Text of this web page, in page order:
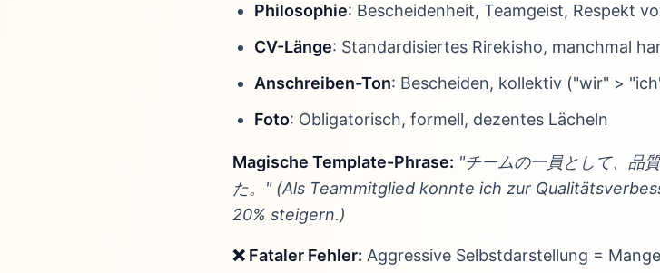
Philosophie: Bescheidenheit, Teamgeist, Respekt
CV-Länge: Standardisiertes Rirekisho, manchmal
Anschreiben-Ton: Bescheiden, kollektiv ("wir" >
Foto: Obligatorisch, formell, dezentes Lächeln
Magische Template-Phrase: "チームの一員として、品
た。" (Als Teammitglied konnte ich zur
20% steigern.)
❌ Fataler Fehler: Aggressive Selbstdarstellung =